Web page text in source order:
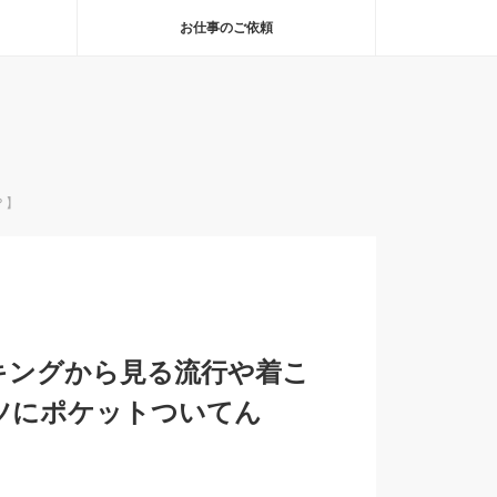
お仕事のご依頼
ングから見る流行や着こ
にポケットついてん